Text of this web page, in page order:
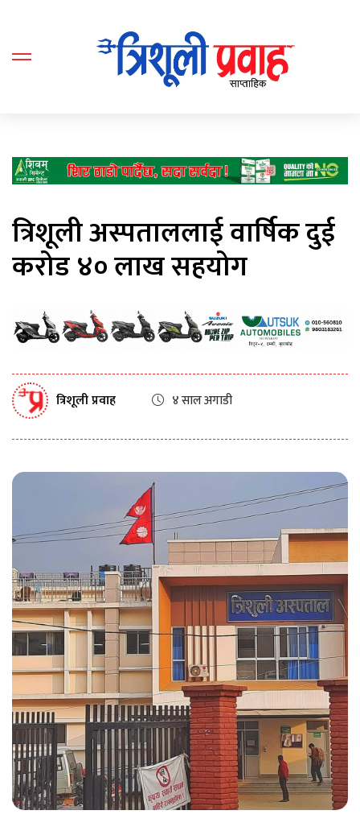
त्रिशूली अस्पताललाई वार्षिक दुई
करोड ४० लाख सहयोग
त्रिशूली प्रवाह ४ साल अगाडी